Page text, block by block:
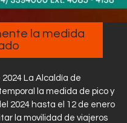
la medida
La Alcaldía de
la medida de pico y
2024 hasta el 12 de enero
la movilidad de viajeros